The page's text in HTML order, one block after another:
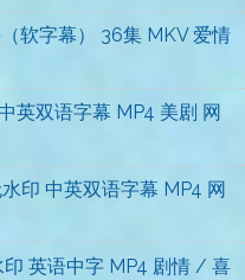
软字幕） 36集 MKV 爱情
英双语字幕 MP4 美剧 网
印 中英双语字幕 MP4 网
英语中字 MP4 剧情 / 喜